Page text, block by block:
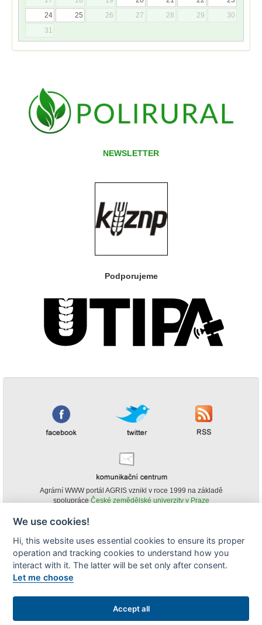
24
25 26 27 28 29
30
31
NEWSLETTER
Podporujeme
Agrární WWW portál AGRIS vznikl v roce 1999 na základě
spolupráce České zemědělské univerzity v Praze
obsahu agrárního WWW portálu AGRIS je možné
(pokud není uvedeno jinak) pouze za podmínky uvedení zdroje v podobě
www.agris.cz a data publikace v AGRISu.
We use cookies!
Hi, this website uses essential cookies to ensure its proper
operation and tracking cookies to understand how you
interact with it. The latter will be set only after consent.
Let me choose
Accept all